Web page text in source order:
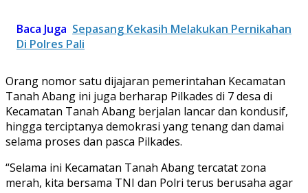
Baca Juga Sepasang Kekasih Melakukan Pernikahan
Di Polres Pali
Orang nomor satu dijajaran pemerintahan Kecamatan
Tanah Abang ini juga berharap Pilkades di 7 desa di
Kecamatan Tanah Abang berjalan lancar dan kondusif,
hingga terciptanya demokrasi yang tenang dan damai
selama proses dan pasca Pilkades.
“Selama ini Kecamatan Tanah Abang tercatat zona
merah, kita bersama TNI dan Polri terus berusaha agar